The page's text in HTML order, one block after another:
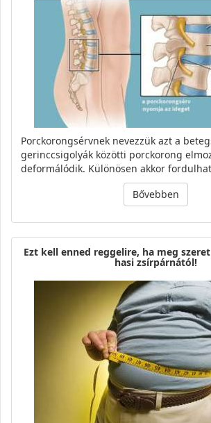
Porckorongsérvnek nevezzük azt a
gerinccsigolyák közötti porckorong
deformálódik. Különösen akkor
Bővebben
Ezt kell enned reggelire, ha meg
hasi zsírpárnától!